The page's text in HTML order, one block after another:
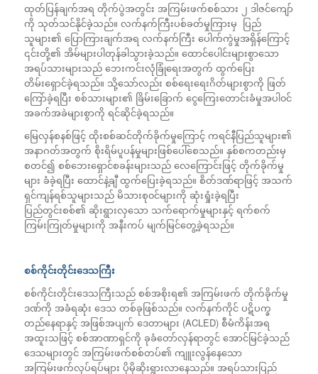
ထုတ်ပြန်ချက်အရ တိုက်ပွဲအတွင်း အကြမ်းဖက်စစ်သား ၂ ဒါဇင်ကျော်
ကို သုတ်သင်နိုင်ခဲ့သည်။ လက်နက်ကြီးပစ်ခတ်မှုကြားမှ ပြည်
သူများ၏ ပြောကြားချက်အရ လက်နက်ကြီး ပေါက်ကွဲမှုအရှိန်ကြောင့်
၎င်းတို့၏ အိမ်များပါတုန်ခါသွားခဲ့သည်။ ထောင်ပေါင်းများစွာသော
အရပ်သားများသည် ဘေးကင်းလုံခြုံရေးအတွက် ထွက်ပြေး
တိမ်းရှောင်ခဲ့ရသည်။ သို့သော်လည်း စစ်ရေးရေးဂိတ်များစွာကို ဖြတ်
ကြော်ခဲ့ရပြီး စစ်သားများ၏ ခြိမ်းခြောက် ငွေကြေးတောင်းခံမှုအပါ၀င်
အခက်အခဲများစွာကို ရင်ဆိုင်ခဲ့ရသည်။
မြေလှန်စနစ်ဖြင့် ထိုးစစ်ဆင်တိုက်ခိုက်မှုကြောင့် ကရင်နီပြည်သူများ၏
အနာဂတ်အတွက် စိုးရိမ်ပူပန်မှုများဖြစ်ပေါ်စေသည်။ နှစ်စကတည်းမှ
စတင်၍ စစ်ဘေးရှောင်စခန်းများသည် လေကြောင်းဖြင့် တိုက်ခိုက်မှု
များ ခံခဲ့ရပြီး ထောင်နဲ့ချီ ထွက်ပြေးခဲ့ရသည်။ စိတ်ဒဏ်ရာဖြင့် အသက်
ရှင်ကျန်ရစ်သူများသည် မိသားစု၀င်များကို ဆုံးရှုံးခဲ့ရပြီး
ပြည်တွင်းစစ်၏ ဆိုးရွားလှသော သက်ရောက်မှုများနှင့် ရက်စက်
ကြမ်းကြုတ်မှုများကို အနီးကပ် မျက်မြင်တွေ့ခဲ့ရသည်။
စစ်ကိုင်းတိုင်းဒေသကြီး
စစ်ကိုင်းတိုင်းဒေသကြီးသည် စစ်အစိုးရ၏ အကြမ်းဖက် တိုက်ခိုက်မှု
ဒဏ်ကို အခံရဆုံး ဒေသ တစ်ခုဖြစ်သည်။ လက်နက်ကိုင် ပဋိပက္ခ
တည်နေရာနှင့် အဖြစ်အပျက် ဒေတာများ (ACLED) စီမံကိန်းအရ
အထူးသဖြင့် စစ်အာဏာရှင်ကို ခုခံတော်လှန်ရာတွင် အောင်မြင်ခဲ့သည်ံ
ဒေသများတွင် အကြမ်းဖက်စစ်တပ်၏ ကျူးလွန်နေသော
အကြမ်းဖက်လုပ်ရပ်များ ပိုမိုဆိုးရွားလာနေသည်။ အရပ်သားပြည်